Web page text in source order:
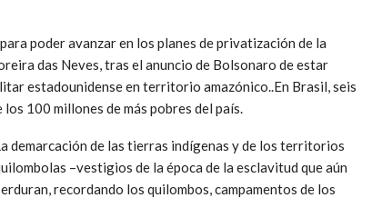
poder avanzar en los planes de privatización de la
das Neves, tras el anuncio de Bolsonaro de estar
estadounidense en territorio amazónico..En Brasil, seis
100 millones de más pobres del país.
demarcación de las tierras indígenas y de los territorios
–vestigios de la época de la esclavitud que aún
recordando los quilombos, campamentos de los